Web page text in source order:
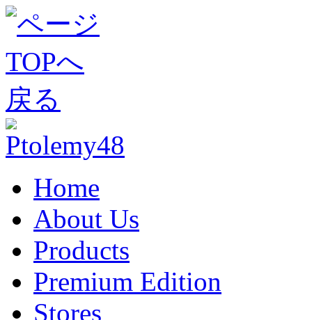
Home
About Us
Products
Premium Edition
Stores